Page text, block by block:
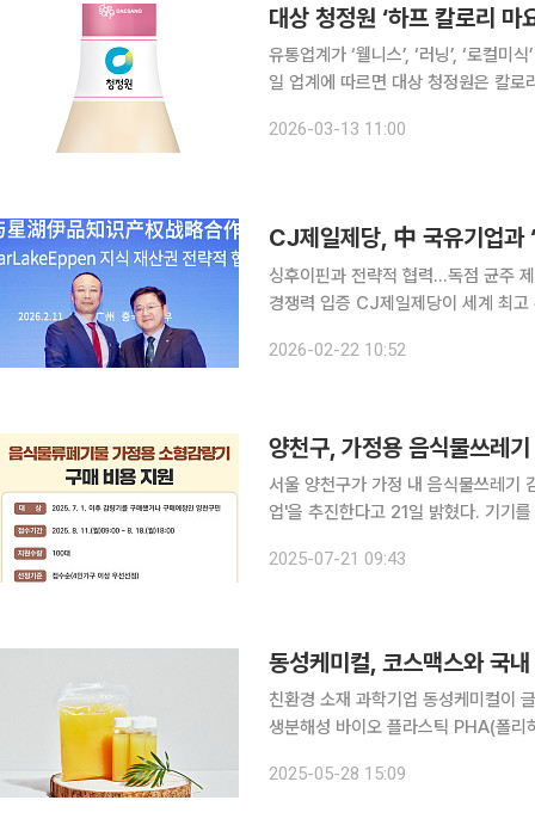
유통업계가 ‘웰니스’, ‘러닝’, ‘로컬
일 업계에 따르면 대상 청정원은 칼로
샷’을, 오뚜기는 부산 밀면의 맛을 담
2026-03-13 11:00
CJ제일제당, 中 국유기업과
싱후이핀과 전략적 협력…독점 균주
경쟁력 입증 CJ제일제당이 세계 최고 수준의 미생물 발효 기술을 앞세워 중국 시장 공략의 새 이정
2026-02-22 10:52
양천구, 가정용 음식물쓰레
서울 양천구가 가정 내 음식물쓰레기
업'을 추진한다고 21일 밝혔다. 기기
레기를 줄일 수 있는 소형감량기 구
2025-07-21 09:43
동성케미컬, 코스맥스와 국
친환경 소재 과학기업 동성케미컬이
생분해성 바이오 플라스틱 PHA(폴리
을 통해 바이오 핫멜트 점착제를 화장
2025-05-28 15:09